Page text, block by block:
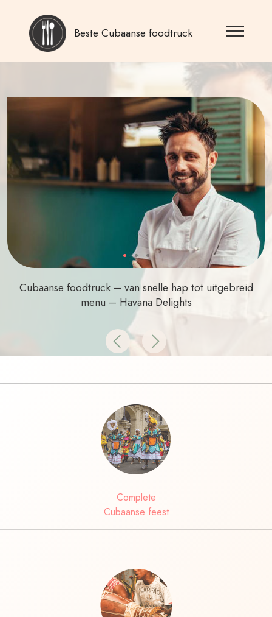
Beste Cubaanse foodtruck
Cubaanse foodtruck – van snelle hap tot uitgebreid
menu – Havana Delights
Previous
Next
Complete
Cubaanse feest